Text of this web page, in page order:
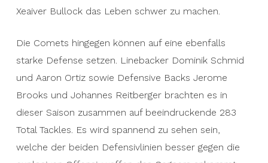
Xeaiver Bullock das Leben schwer zu machen.
Die Comets hingegen können auf eine ebenfalls
starke Defense setzen. Linebacker Dominik Schmid
und Aaron Ortiz sowie Defensive Backs Jerome
Brooks und Johannes Reitberger brachten es in
dieser Saison zusammen auf beeindruckende 283
Total Tackles. Es wird spannend zu sehen sein,
welche der beiden Defensivlinien besser gegen die